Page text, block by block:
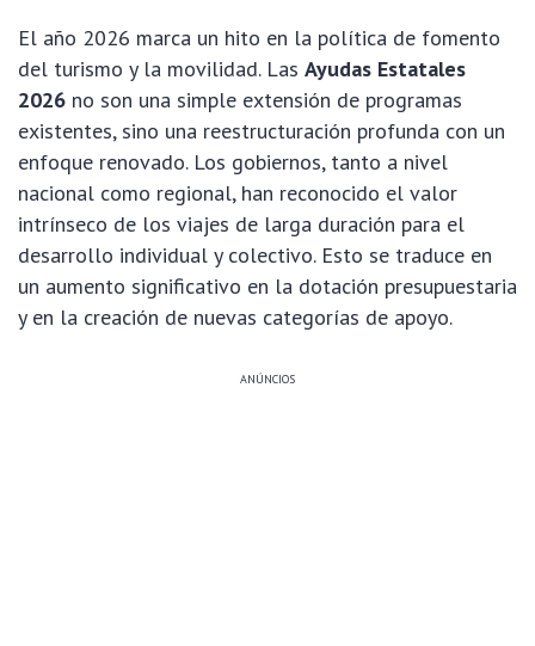
El año 2026 marca un hito en la política de fomento
del turismo y la movilidad. Las Ayudas Estatales
2026 no son una simple extensión de programas
existentes, sino una reestructuración profunda con un
enfoque renovado. Los gobiernos, tanto a nivel
nacional como regional, han reconocido el valor
intrínseco de los viajes de larga duración para el
desarrollo individual y colectivo. Esto se traduce en
un aumento significativo en la dotación presupuestaria
y en la creación de nuevas categorías de apoyo.
ANÚNCIOS